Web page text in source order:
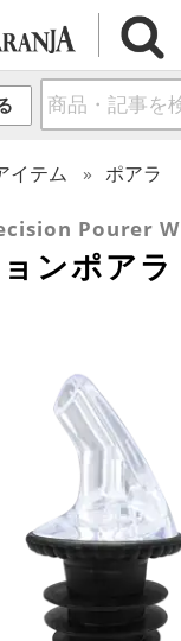
イテム ポアラ
Pourer
ンポアラ